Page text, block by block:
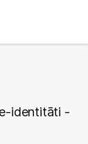
identitāti -